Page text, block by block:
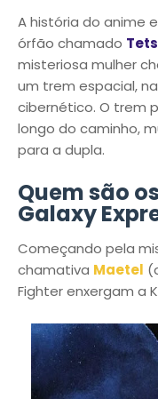
A história do anime
órfão chamado
misteriosa mulher
um trem espacial,
cibernético. O trem
longo do caminho,
para a dupla.
Quem são
Galaxy
Começando pela
chamativa Maetel
Fighter enxergam a